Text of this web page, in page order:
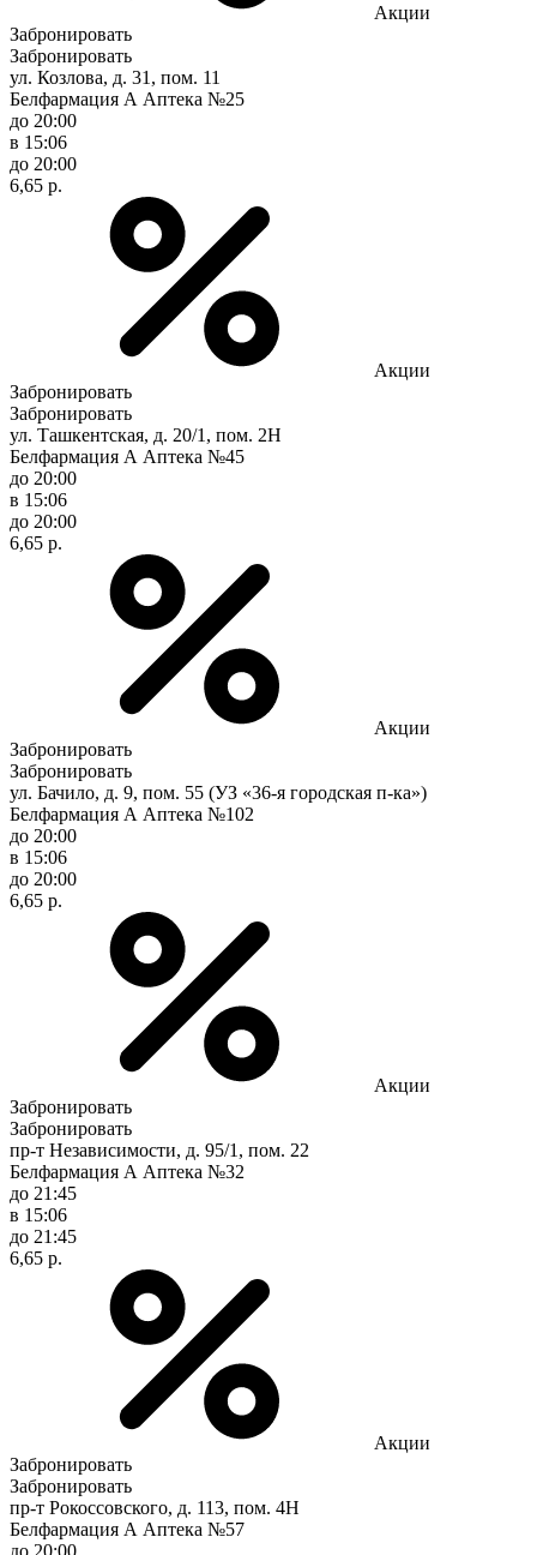
Акции
Забронировать
Забронировать
ул. Козлова, д. 31, пом. 11
Белфармация А Аптека №25
до 20:00
в 15:06
до 20:00
6,65 р.
Акции
Забронировать
Забронировать
ул. Ташкентская, д. 20/1, пом. 2Н
Белфармация А Аптека №45
до 20:00
в 15:06
до 20:00
6,65 р.
Акции
Забронировать
Забронировать
ул. Бачило, д. 9, пом. 55 (УЗ «36-я городская п-ка»)
Белфармация А Аптека №102
до 20:00
в 15:06
до 20:00
6,65 р.
Акции
Забронировать
Забронировать
пр-т Независимости, д. 95/1, пом. 22
Белфармация А Аптека №32
до 21:45
в 15:06
до 21:45
6,65 р.
Акции
Забронировать
Забронировать
пр-т Рокоссовского, д. 113, пом. 4Н
Белфармация А Аптека №57
до 20:00